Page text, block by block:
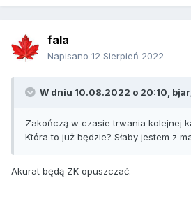
fala
Napisano 12 Sierpień 2022
W dniu 10.08.2022 o 20:10,
Zakończą w czasie trwania kolejnej
Która to już będzie? Słaby jestem z
Akurat będą ZK opuszczać.